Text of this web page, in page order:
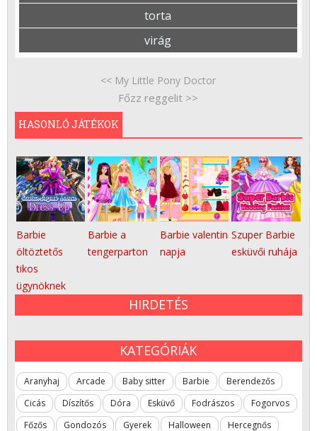
torta
virág
<< My Little Pony Doctor
Főzz reggelit >>
HASONLÓ JÁTÉKOK
Barbie
öltöztetős
tikos
ügynöknek
Barbie a
tengerparton
Barbie valentin
napja
Szuper Barbie
esküvői ruhája
HIRDETÉS
KATEGÓRIÁK
Aranyhaj Arcade Baby sitter Barbie
Berendezős
Cicás
Díszítős Dóra Esküvő Fodrászos
Fogorvos
Főzős
Gondozós Gyerek Halloween Hercegnős